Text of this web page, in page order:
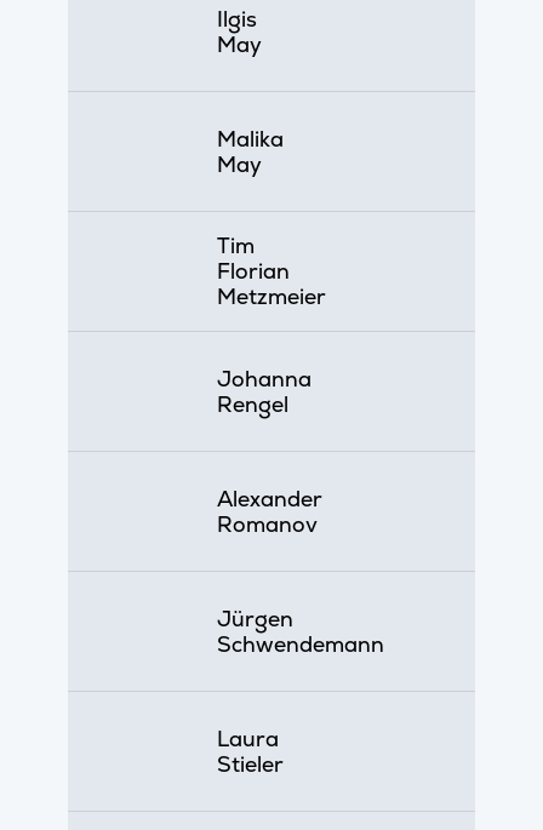
Ilgis
May
Malika
May
Tim
Florian
Metzmeier
Johanna
Rengel
Alexander
Romanov
Jürgen
Schwendemann
Laura
Stieler